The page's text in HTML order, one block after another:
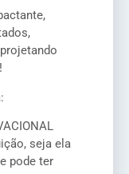
seja ela
pode ter